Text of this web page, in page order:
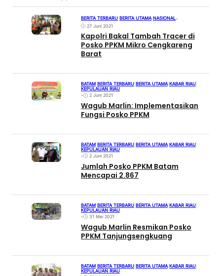
BERITA TERBARU BERITA UTAMA NASIONAL•
27 Juni 2021
Kapolri Bakal Tambah Tracer di
Posko PPKM Mikro Cengkareng
Barat
BATAM BERITA TERBARU BERITA UTAMA| KABAR RIAU
KEPULAUAN RIAU
•
2 Juni 2021
Wagub Marlin: Implementasikan
Fungsi Posko PPKM
BATAM BERITA TERBARU BERITA UTAMA|KABAR RIAU
KEPULAUAN RIAU
•
2 Juni 2021
Jumlah Posko PPKM Batam
Mencapai 2.867
BATAM BERITA TERBARU BERITA UTAMA KABAR RIAU
KEPULAUAN RIAU
•
31 Mei 2021
Wagub Marlin Resmikan Posko
PPKM Tanjungsengkuang
BATAM BERITA TERBARU BERITA UTAMA KABAR RIAU
KEPULAUAN RIAU